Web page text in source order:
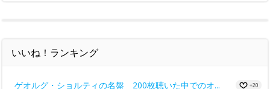
いいね！ランキング
ゲオルグ・ショルティの名盤 200枚聴いた中でのオ... +20